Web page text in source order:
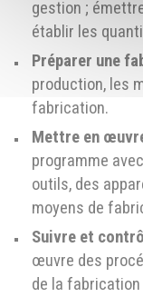
gestion ;
établir les
Préparer une
production, les
fabrication.
Mettre en
programme
outils, des
moyens de
Suivre et
œuvre des
de la